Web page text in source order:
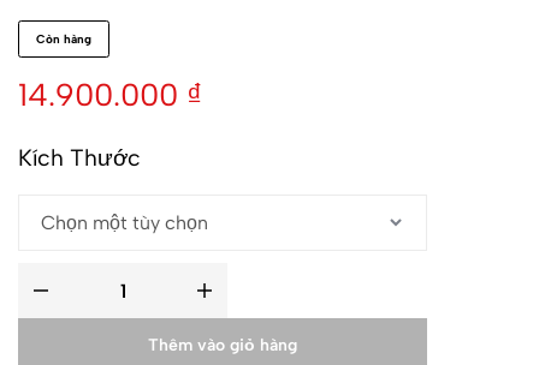
Còn hàng
14.900.000 ₫
Kích Thước
Thêm vào giỏ hàng